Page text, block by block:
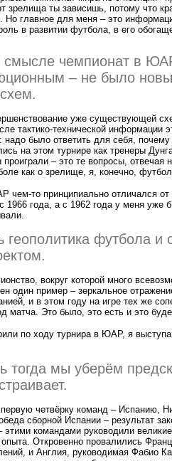
зрелища ты зависишь, потому что
Но главное для меня – это
в развитии футбола, в его
смысле чемпионат в
– не было
уже существующей
тактико-технической информации
надо было ответить для себя,
на этом турнире как тренеры
проиграли – это те вопросы, отвечая
как о зрелище, я, конечно,
чем-то принципиально отличался
1966 года, а с 1962 года у меня уже
футбола и
вокруг которой много
один пример – зеркальное
и в этом году на игре тех же
матча. Это было, это есть и это
по ходу турнира в ЮАР, я
тогда мы уберём
четвёрку команд – Испанию,
сборной Испании – результат
этими командами руководили
Откровенно провалились
и Англия, руководимая Фабио